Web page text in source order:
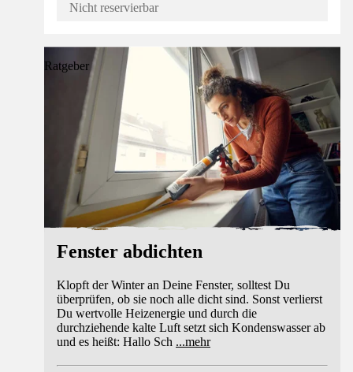
Nicht reservierbar
Ratgeber
Fenster abdichten
Klopft der Winter an Deine Fenster, solltest Du
überprüfen, ob sie noch alle dicht sind. Sonst verlierst
Du wertvolle Heizenergie und durch die
durchziehende kalte Luft setzt sich Kondenswasser ab
und es heißt: Hallo Sch ...mehr